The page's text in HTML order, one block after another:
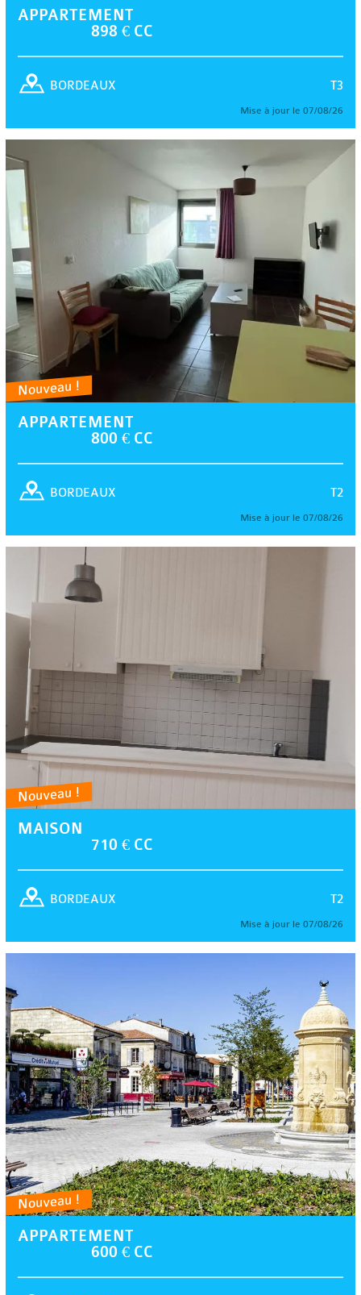
APPARTEMENT
898 € CC
T3
BORDEAUX
Mise à jour le 07/08/26
Nouveau !
APPARTEMENT
800 € CC
T2
BORDEAUX
Mise à jour le 07/08/26
Nouveau !
MAISON
710 € CC
T2
BORDEAUX
Mise à jour le 07/08/26
Nouveau !
APPARTEMENT
600 € CC